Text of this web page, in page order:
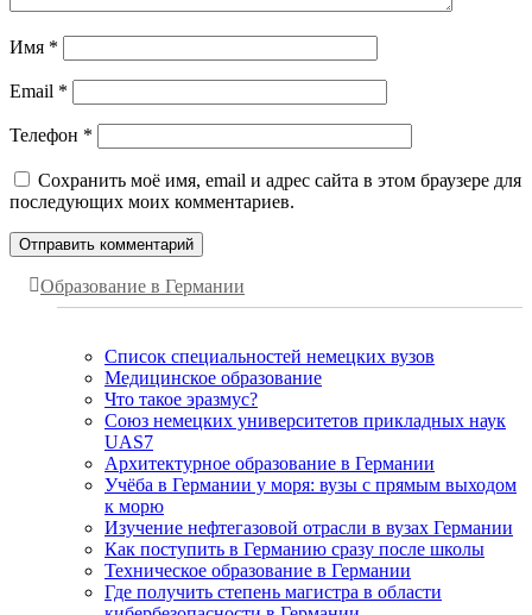
Имя *
Email *
Телефон *
Сохранить моё имя, email и адрес сайта в этом браузере для
последующих моих комментариев.
Образование в Германии
Список специальностей немецких вузов
Медицинское образование
Что такое эразмус?
Союз немецких университетов прикладных наук
UAS7
Архитектурное образование в Германии
Учёба в Германии у моря: вузы с прямым выходом
к морю
Изучение нефтегазовой отрасли в вузах Германии
Как поступить в Германию сразу после школы
Техническое образование в Германии
Где получить степень магистра в области